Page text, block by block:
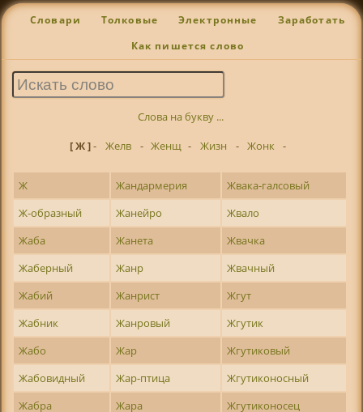
Словари Толковые Электронные Заработать
Как пишется слово
Слова на букву ...
[ Ж ]- Желв - Женщ - Жизн - Жонк -
Ж Жандармерия
Жвака-галсовый
Ж-образный
Жанейро
Жвало
Жаба
Жанета
Жвачка
Жаберный
Жанр
Жвачный
Жабий
Жанрист
Жгут
Жабник
Жанровый
Жгутик
Жабо
Жар
Жгутиковый
Жабовидный
Жар-птица
Жгутиконосный
Жабра
Жара
Жгутиконосец